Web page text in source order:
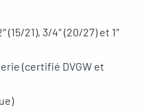
(15/21), 3/4″ (20/27) et 1″
(certifié DVGW et